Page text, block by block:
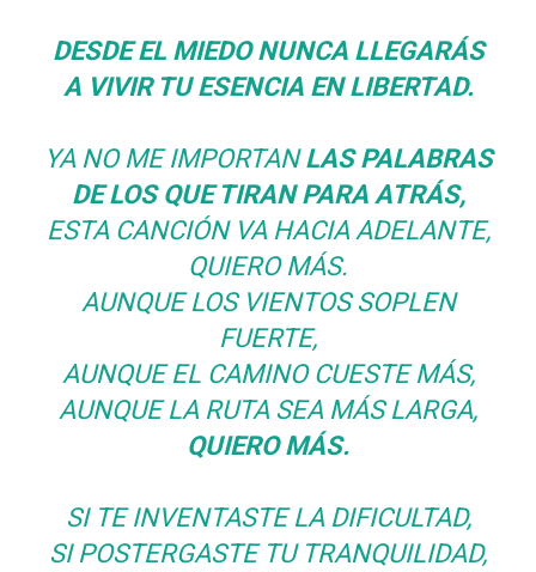
DESDE EL MIEDO NUNCA LLEGARÁS
A VIVIR TU ESENCIA EN LIBERTAD.
YA NO ME IMPORTANLAS PALABRAS
DE LOS QUE TIRAN PARA ATRÁS,
ESTA CANCIÓN VA HACIA ADELANTE,
QUIERO MÁS.
AUNQUE LOS VIENTOS SOPLEN
FUERTE,
AUNQUE EL CAMINO CUESTE MÁS,
AUNQUE LA RUTA SEA MÁS LARGA,
QUIERO MÁS.
SI TE INVENTASTE LA DIFICULTAD,
SI POSTERGASTE TU TRANQUILIDAD,